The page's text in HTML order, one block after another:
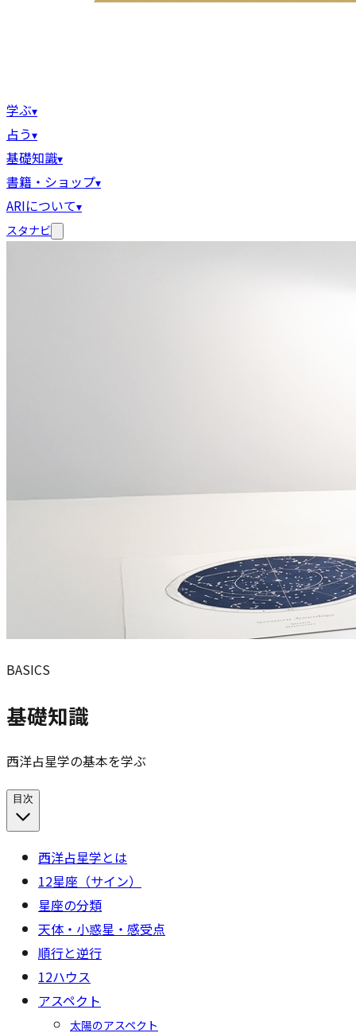
学ぶ▾
占う▾
基礎知識▾
書籍・ショップ▾
ARIについて▾
スタナビ
BASICS
基礎知識
西洋占星学の基本を学ぶ
目次
西洋占星学とは
12星座（サイン）
星座の分類
天体・小惑星・感受点
順行と逆行
12ハウス
アスペクト
太陽のアスペクト